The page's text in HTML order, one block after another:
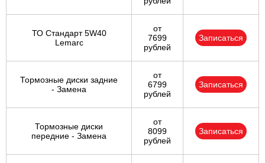
ТО Стандарт 5W40
Lemarc
от
7699
рублей
Записаться
Тормозные диски задние
- Замена
от
6799
рублей
Записаться
Тормозные диски
передние - Замена
от
8099
рублей
Записаться